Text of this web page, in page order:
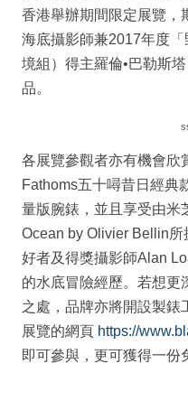
香港舉辦期間限定展覽，
海底攝影師兼2017年度
境組）得主羅倫•巴勒斯
品。
各展覽參觀者亦有機會欣
Fathoms五十噚昔日經典
量版腕錶，並且享受由米
Ocean by Olivier Bellin
好者及得獎攝影師Alan
的水底冒險經歷。若想更
之處，品牌亦將開設製錶
展覽的網頁 https://
即可參與，更可獲得一份